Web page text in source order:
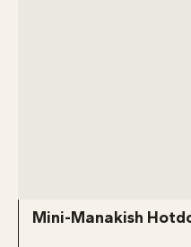
Mini-Manakish